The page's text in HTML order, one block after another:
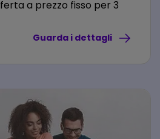
a prezzo fisso per 3
Guarda i dettagli